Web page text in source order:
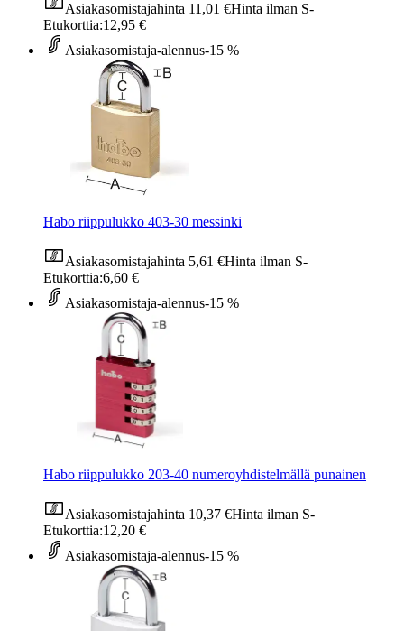
Asiakasomistajahinta 11,01 €Hinta ilman S-
Etukorttia:12,95 €
Asiakasomistaja-alennus-15 %
Habo riippulukko 403-30 messinki
Asiakasomistajahinta 5,61 €Hinta ilman S-
Etukorttia:6,60 €
Asiakasomistaja-alennus-15 %
Habo riippulukko 203-40 numeroyhdistelmällä punainen
Asiakasomistajahinta 10,37 €Hinta ilman S-
Etukorttia:12,20 €
Asiakasomistaja-alennus-15 %